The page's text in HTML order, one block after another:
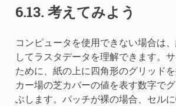
6.13. 考えてみよう
コンピュータを使用できない場合は
してラスタデータを理解できます。
ために、紙の上に四角形のグリッド
カー場の芝カバーの値を表す数字で
ぶします。パッチが裸の場合、セル